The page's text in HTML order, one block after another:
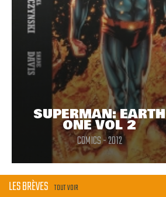
SUPERMAN: EARTH
ONE VOL 2
COMICS - 2012
LES BRÈVES TOUT VOIR